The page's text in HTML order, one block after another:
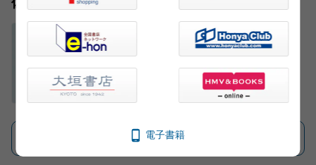
佐伯 泰英
一覧を見る
電子書籍